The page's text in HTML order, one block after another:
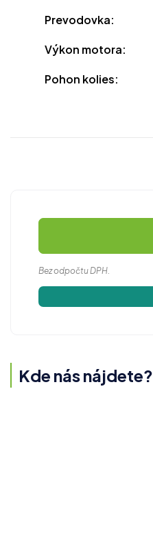
Prevodovka:
Výkon motora:
Pohon kolies:
Bez odpočtu DPH.
Kde nás nájdete?